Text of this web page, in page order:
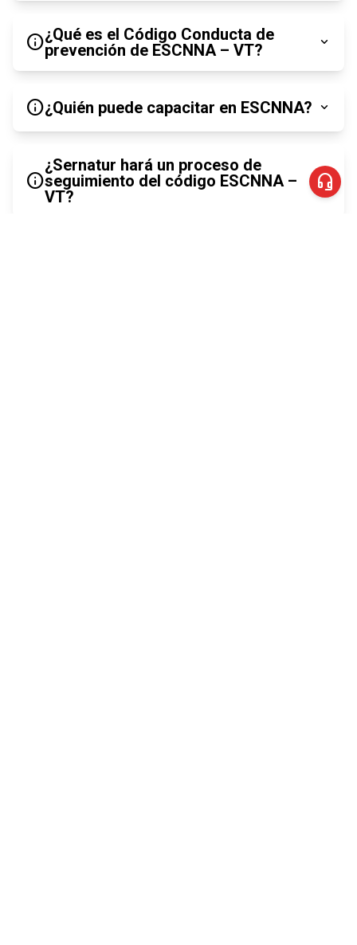
info¿Qué es el Código Conducta de
prevención de ESCNNA – VT?
expand_more
info¿Quién puede capacitar en ESCNNA? expand_more
info
¿Sernatur hará un proceso de
seguimiento del código ESCNNA –
VT?
expand_more
headset_mic